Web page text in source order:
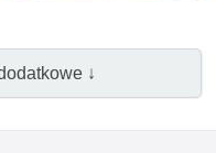
↓